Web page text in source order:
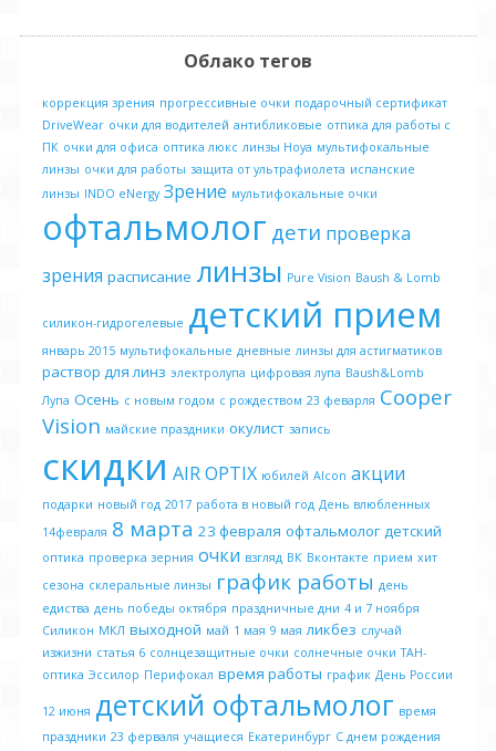
Облако тегов
коррекция зрения прогрессивные очки подарочный сертификат
DriveWear очки для водителей антибликовые отпика для работы с
ПК очки для офиса оптика люкс линзы Hoya мультифокальные
линзы очки для работы защита от ультрафиолета испанские
линзы INDO eNergy Зрение мультифокальные очки
офтальмолог дети проверка
зрения расписание линзы Pure Vision Baush & Lomb
силикон-гидрогелевые детский прием
январь 2015 мультифокальные дневные линзы для астигматиков
раствор для линз электролупа цифровая лупа Baush&Lomb
Лупа Осень с новым годом с рождеством 23 феварля Cooper
Vision майские праздники окулист запись
скидки AIR OPTIX юбилей Alcon акции
подарки новый год 2017 работа в новый год День влюбленных
14февраля 8 марта 23 февраля офтальмолог детский
оптика проверка зерния очки взгляд ВК Вконтакте прием хит
сезона склеральные линзы график работы день
едиства день победы октября праздничные дни 4 и 7 ноября
Силикон МКЛ выходной май 1 мая 9 мая ликбез случай
изжизни статья 6 солнцезащитные очки солнечные очки ТАН-
оптика Эссилор Перифокал время работы график День России
12 июня детский офтальмолог время
праздники 23 ферваля учащиеся Екатеринбург С днем рождения